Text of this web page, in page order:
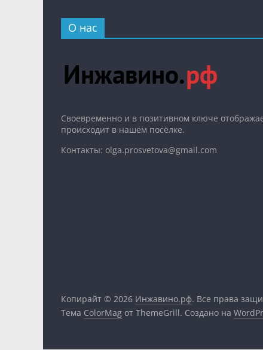
О нас
Cвоевременно и в позитивном ключе
происходит в нашем посёлке.
Контакты: olga.prosvetova@gmail.com
Копирайт © 2026 Инжавино.рф. Все права
Тема ColorMag от ThemeGrill. Создано на